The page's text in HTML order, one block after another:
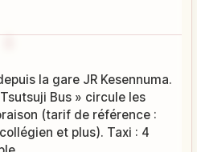
la gare JR Kesennuma.
Bus » circule les
(tarif de référence :
et plus). Taxi : 4